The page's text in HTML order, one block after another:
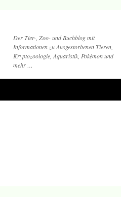
Der Tier-, Zoo- und Buchblog mit
Informationen zu Ausgestorbenen Tieren,
Kryptozoologie, Aquaristik, Pokémon und
mehr …